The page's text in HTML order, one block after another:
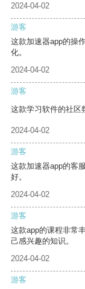
2024-04-02
游客
这款加速器app的操
化。
2024-04-02
游客
这款学习软件的社区
2024-04-02
游客
这款加速器app的客
好。
2024-04-02
游客
这款app的课程非常
己感兴趣的知识。
2024-04-02
游客